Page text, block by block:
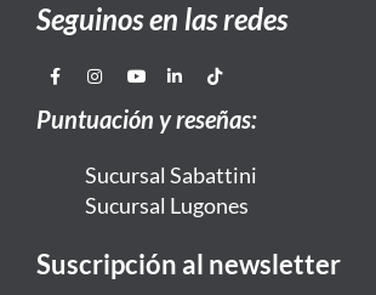
Seguinos en las redes
Puntuación y reseñas:
Sucursal Sabattini
Sucursal Lugones
Suscripción al newsletter